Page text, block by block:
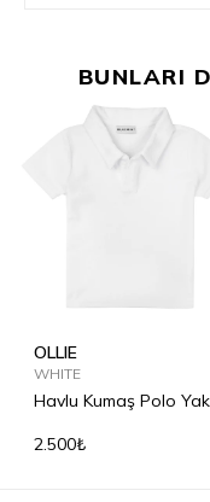
BUNLARI
OLLIE
WHITE
Havlu Kumaş Polo
2.500₺